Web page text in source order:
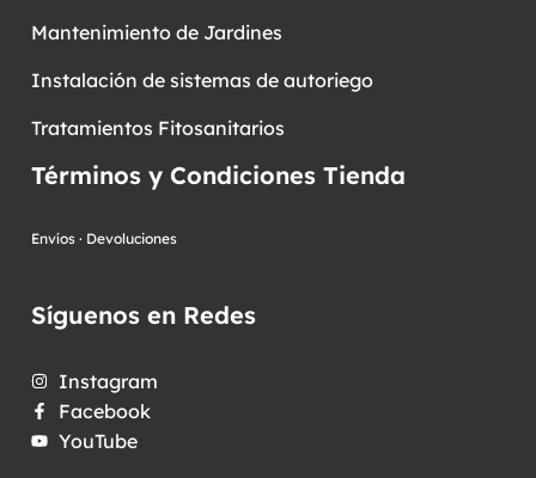
Mantenimiento de Jardines
Instalación de sistemas de autoriego
Tratamientos Fitosanitarios
Términos y Condiciones Tienda
Envíos · Devoluciones
Síguenos en Redes
Instagram
Facebook
YouTube